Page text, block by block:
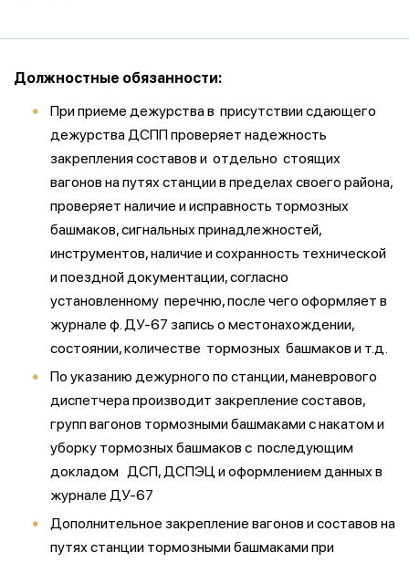
Должностные обязанности:
При приеме дежурства в присутствии сдающего
дежурства ДСПП проверяет надежность
закрепления составов и отдельно стоящих
вагонов на путях станции в пределах своего района,
проверяет наличие и исправность тормозных
башмаков, сигнальных принадлежностей,
инструментов, наличие и сохранность технической
и поездной документации, согласно
установленному перечню, после чего оформляет в
журнале ф. ДУ-67 запись о местонахождении,
состоянии, количестве тормозных башмаков и т.д.
По указанию дежурного по станции, маневрового
диспетчера производит закрепление составов,
групп вагонов тормозными башмаками с накатом и
уборку тормозных башмаков с последующим
докладом ДСП, ДСПЭЦ и оформлением данных в
журнале ДУ-67
Дополнительное закрепление вагонов и составов на
путях станции тормозными башмаками при